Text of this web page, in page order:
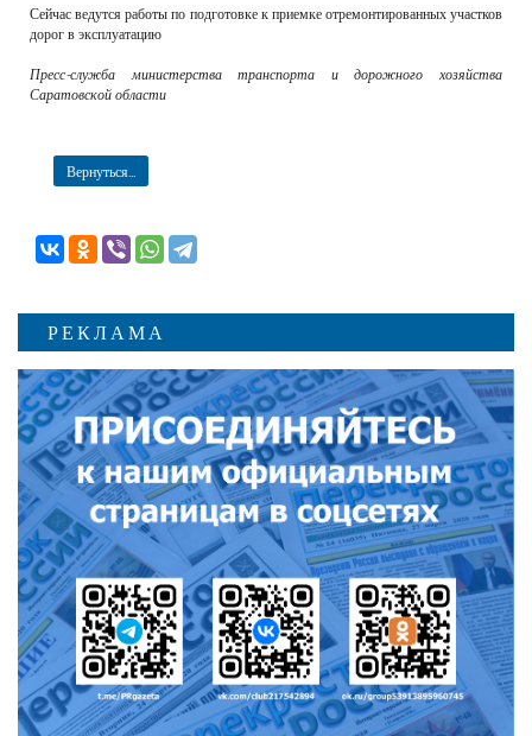
Сейчас ведутся работы по подготовке к приемке отремонтированных участков
дорог в эксплуатацию
Пресс-служба министерства транспорта и дорожного хозяйства
Саратовской области
Вернуться...
РЕКЛАМА